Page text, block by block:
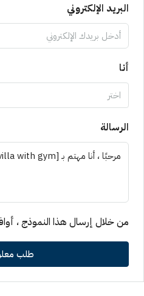
البريد الإلكتروني
أنا
اختر
الرسالة
من خلال إرسال هذا النموذج ،
طلب